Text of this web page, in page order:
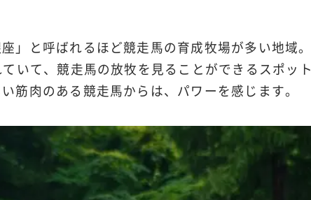
」と呼ばれるほど競走馬の育成牧場が多い地域。
いて、競走馬の放牧を見ることができるスポット
筋肉のある競走馬からは、パワーを感じます。